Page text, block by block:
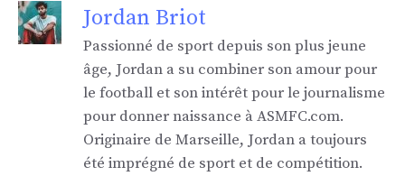
Jordan Briot
Passionné de sport depuis son plus jeune
âge, Jordan a su combiner son amour pour
le football et son intérêt pour le journalisme
pour donner naissance à ASMFC.com.
Originaire de Marseille, Jordan a toujours
été imprégné de sport et de compétition.